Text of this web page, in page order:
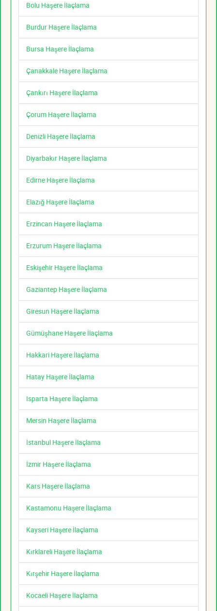
Bolu Haşere İlaçlama
Burdur Haşere İlaçlama
Bursa Haşere İlaçlama
Çanakkale Haşere İlaçlama
Çankırı Haşere İlaçlama
Çorum Haşere İlaçlama
Denizli Haşere İlaçlama
Diyarbakır Haşere İlaçlama
Edirne Haşere İlaçlama
Elazığ Haşere İlaçlama
Erzincan Haşere İlaçlama
Erzurum Haşere İlaçlama
Eskişehir Haşere İlaçlama
Gaziantep Haşere İlaçlama
Giresun Haşere İlaçlama
Gümüşhane Haşere İlaçlama
Hakkari Haşere İlaçlama
Hatay Haşere İlaçlama
Isparta Haşere İlaçlama
Mersin Haşere İlaçlama
İstanbul Haşere İlaçlama
İzmir Haşere İlaçlama
Kars Haşere İlaçlama
Kastamonu Haşere İlaçlama
Kayseri Haşere İlaçlama
Kırklareli Haşere İlaçlama
Kırşehir Haşere İlaçlama
Kocaeli Haşere İlaçlama